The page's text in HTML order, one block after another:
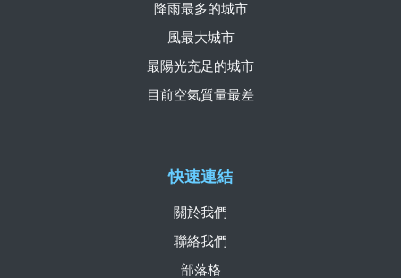
快速連結
關於我們
聯絡我們
部落格
降雨最多的城市
風最大城市
最陽光充足的城市
目前空氣質量最差